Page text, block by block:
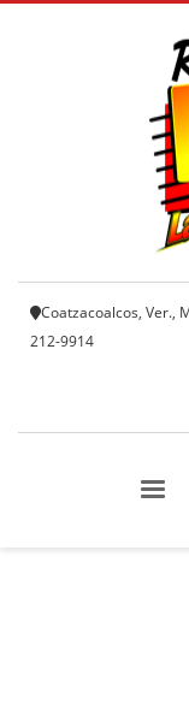
Coatzacoalcos, Ver.,
212-9914